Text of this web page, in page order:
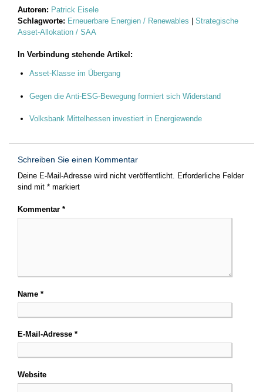
Autoren: Patrick Eisele
Schlagworte: Erneuerbare Energien / Renewables | Strategische
Asset-Allokation / SAA
In Verbindung stehende Artikel:
Asset-Klasse im Übergang
Gegen die Anti-ESG-Bewegung formiert sich Widerstand
Volksbank Mittelhessen investiert in Energiewende
Schreiben Sie einen Kommentar
Deine E-Mail-Adresse wird nicht veröffentlicht. Erforderliche Felder
sind mit * markiert
Kommentar *
Name *
E-Mail-Adresse *
Website